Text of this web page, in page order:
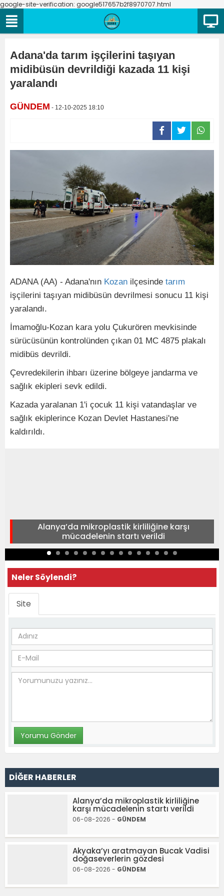
google-site-verification: google517657b2f8970707.html
Adana'da tarım işçilerini taşıyan
midibüsün devrildiği kazada 11 kişi
yaralandı
GÜNDEM - 12-10-2025 18:10
ADANA (AA) - Adana'nın Kozan ilçesinde tarım
işçilerini taşıyan midibüsün devrilmesi sonucu 11 kişi
yaralandı.
İmamoğlu-Kozan kara yolu Çukurören mevkisinde
sürücüsünün kontrolünden çıkan 01 MC 4875 plakalı
midibüs devrildi.
Çevredekilerin ihbarı üzerine bölgeye jandarma ve
sağlık ekipleri sevk edildi.
Kazada yaralanan 1'i çocuk 11 kişi vatandaşlar ve
sağlık ekiplerince Kozan Devlet Hastanesi'ne
kaldırıldı.
Alanya’da mikroplastik kirliliğine karşı
mücadelenin startı verildi
Neler Söylendi?
Site
DİĞER HABERLER
Alanya’da mikroplastik kirliliğine
karşı mücadelenin startı verildi
06-08-2026 - GÜNDEM
Akyaka’yı aratmayan Bucak Vadisi
doğaseverlerin gözdesi
06-08-2026 - GÜNDEM